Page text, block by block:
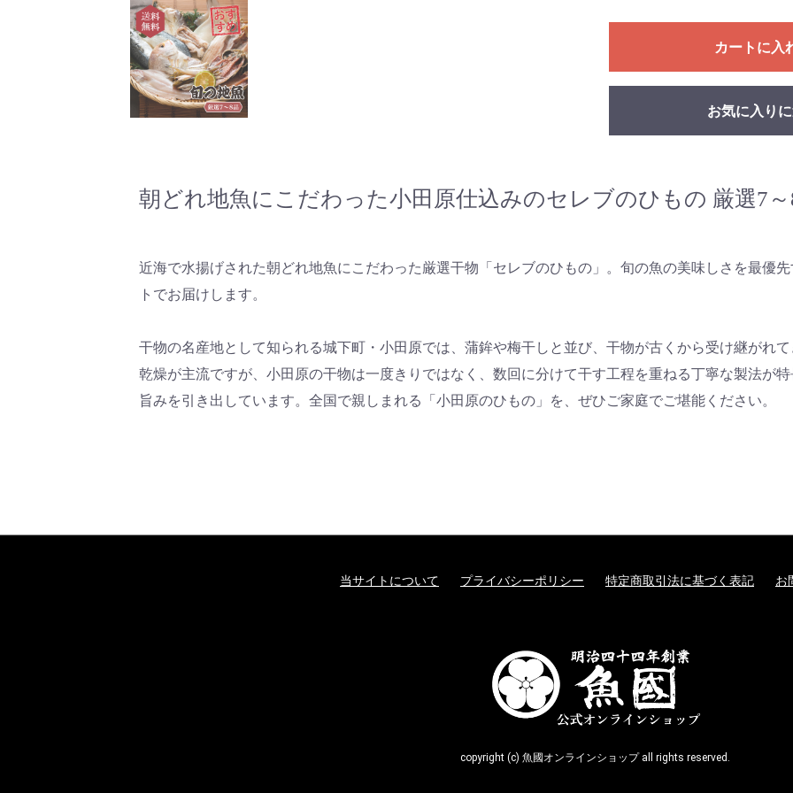
カートに入
お気に入り
朝どれ地魚にこだわった小田原仕込みのセレブのひもの 厳選7～
近海で水揚げされた朝どれ地魚にこだわった厳選干物「セレブのひもの」。旬の魚の美味しさを最優
トでお届けします。
干物の名産地として知られる城下町・小田原では、蒲鉾や梅干しと並び、干物が古くから受け継がれ
乾燥が主流ですが、小田原の干物は一度きりではなく、数回に分けて干す工程を重ねる丁寧な製法が
旨みを引き出しています。全国で親しまれる「小田原のひもの」を、ぜひご家庭でご堪能ください。
当サイトについて プライバシーポリシー 特定商取引法に基づく表記 お
copyright (c) 魚國オンラインショップ all rights reserved.